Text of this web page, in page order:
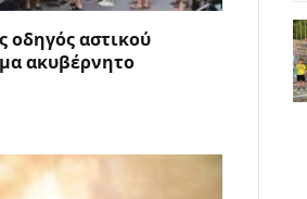
οδηγός αστικού
ακυβέρνητο